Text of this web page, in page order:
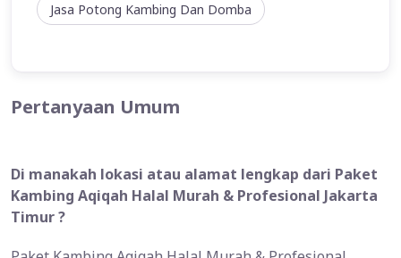
Jasa Potong Kambing Dan Domba
Pertanyaan Umum
Di manakah lokasi atau alamat lengkap dari Paket
Kambing Aqiqah Halal Murah & Profesional Jakarta
Timur ?